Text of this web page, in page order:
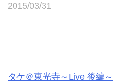
2015/03/31
タケ＠東光寺～Live 後編～